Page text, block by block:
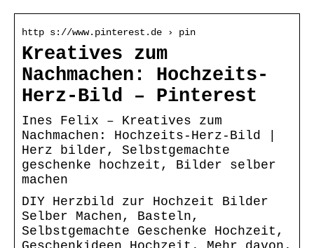
http s://www.pinterest.de › pin
Kreatives zum
Nachmachen: Hochzeits-
Herz-Bild – Pinterest
Ines Felix – Kreatives zum
Nachmachen: Hochzeits-Herz-Bild |
Herz bilder, Selbstgemachte
geschenke hochzeit, Bilder selber
machen
DIY Herzbild zur Hochzeit Bilder
Selber Machen, Basteln,
Selbstgemachte Geschenke Hochzeit,